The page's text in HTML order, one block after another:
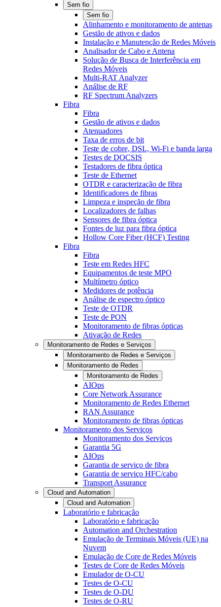
Sem fio
Sem fio
Alinhamento e monitoramento de antenas
Gestão de ativos e dados
Instalação e Manutenção de Redes Móveis
Analisador de Cabo e Antena
Solução de Busca de Interferência em
Redes Móveis
Multi-RAT Analyzer
Análise de RF
RF Spectrum Analyzers
Fibra
Fibra
Gestão de ativos e dados
Atenuadores
Taxa de erros de bit
Teste de cobre, DSL, Wi-Fi e banda larga
Testes de DOCSIS
Testadores de fibra óptica
Teste de Ethernet
OTDR e caracterização de fibra
Identificadores de fibras
Limpeza e inspeção de fibra
Localizadores de falhas
Sensores de fibra óptica
Fontes de luz para fibra óptica
Hollow Core Fiber (HCF) Testing
Fibra
Fibra
Teste em Redes HFC
Equipamentos de teste MPO
Multímetro óptico
Medidores de potência
Análise de espectro óptico
Teste de OTDR
Teste de PON
Monitoramento de fibras ópticas
Ativação de Redes
Monitoramento de Redes e Serviços
Monitoramento de Redes e Serviços
Monitoramento de Redes
Monitoramento de Redes
AIOps
Core Network Assurance
Monitoramento de Redes Ethernet
RAN Assurance
Monitoramento de fibras ópticas
Monitoramento dos Serviços
Monitoramento dos Serviços
Garantia 5G
AIOps
Garantia de serviço de fibra
Garantia de serviço HFC/cabo
Transport Assurance
Cloud and Automation
Cloud and Automation
Laboratório e fabricação
Laboratório e fabricação
Automation and Orchestration
Emulação de Terminais Móveis (UE) na
Nuvem
Emulação de Core de Redes Móveis
Testes de Core de Redes Móveis
Emulador de O-CU
Testes de O-CU
Testes de O-DU
Testes de O-RU